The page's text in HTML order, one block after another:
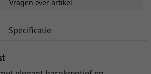
Vragen over artikel
Specificatie